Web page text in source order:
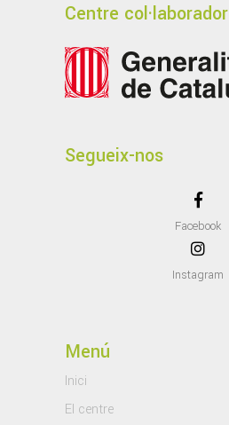
Centre col·laborador
Segueix-nos
Facebook
Instagram
Menú
Inici
El centre